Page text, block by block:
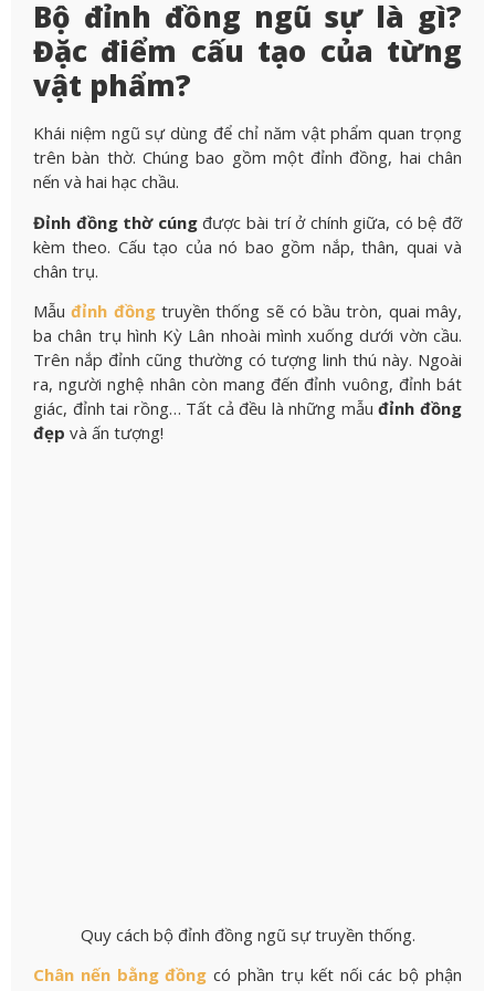
Bộ đỉnh đồng ngũ sự là gì?
Đặc điểm cấu tạo của từng
vật phẩm?
Khái niệm ngũ sự dùng để chỉ năm vật phẩm quan trọng
trên bàn thờ. Chúng bao gồm một đỉnh đồng, hai chân
nến và hai hạc chầu.
Đỉnh đồng thờ cúngđược bài trí ở chính giữa, có bệ đỡ
kèm theo. Cấu tạo của nó bao gồm nắp, thân, quai và
chân trụ.
Mẫuđỉnh đồngtruyền thống sẽ có bầu tròn, quai mây,
ba chân trụ hình Kỳ Lân nhoài mình xuống dưới vờn cầu.
Trên nắp đỉnh cũng thường có tượng linh thú này. Ngoài
ra, người nghệ nhân còn mang đến đỉnh vuông, đỉnh bát
giác, đỉnh tai rồng… Tất cả đều là những mẫuđỉnh đồng
đẹp và ấn tượng!
Quy cách bộ đỉnh đồng ngũ sự truyền thống.
Chân nến bằng đồng có phần trụ kết nối các bộ phận